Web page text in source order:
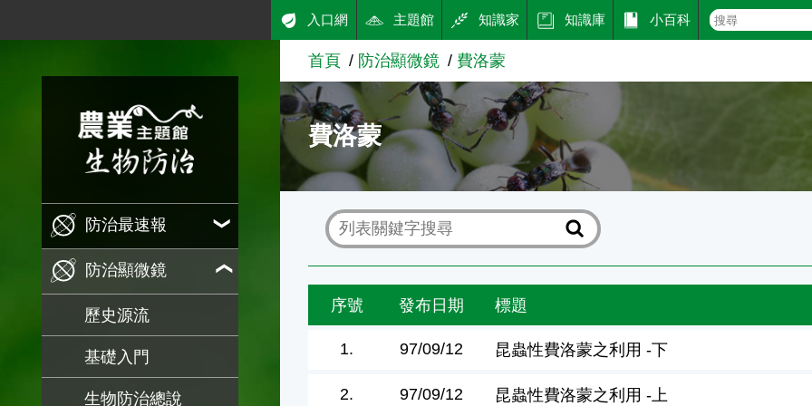
農業知識入口網
防治最速報
防治顯微鏡
歷史源流
基礎入門
生物防治總說
入口網 主題館 知識家 知識庫 小百科
首頁 防治顯微鏡 費洛蒙
費洛蒙
序號 發布日期 標題
1. 97/09/12 昆蟲性費洛蒙之利用 -下
2. 97/09/12 昆蟲性費洛蒙之利用 -上